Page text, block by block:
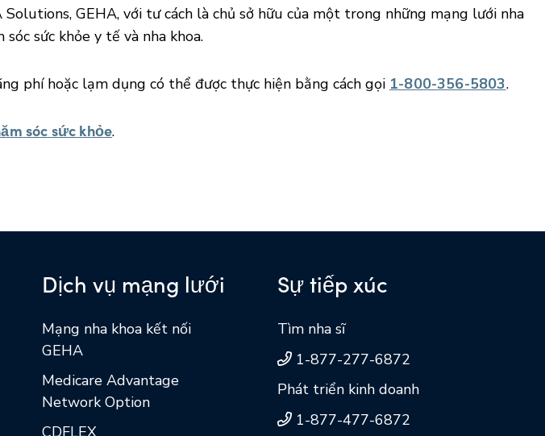
GEHA, với tư cách là chủ sở hữu của một trong những mạng lưới nha
sức khỏe y tế và nha khoa.
phí hoặc lạm dụng có thể được thực hiện bằng cách gọi 1-800-356-5803.
sóc sức khỏe.
Dịch vụ mạng lưới
Mạng nha khoa kết nối
GEHA
Medicare Advantage
Network Option
Sự tiếp xúc
Tìm nha sĩ
1-877-277-6872
Phát triển kinh doanh
1-877-477-6872